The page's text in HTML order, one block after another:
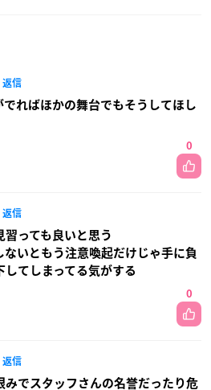
返信
でればほかの舞台でもそうしてほし
0
返信
っても良いと思う
いともう注意喚起だけじゃ手に負
てしまってる気がする
0
返信
みでスタッフさんの名誉だったり危